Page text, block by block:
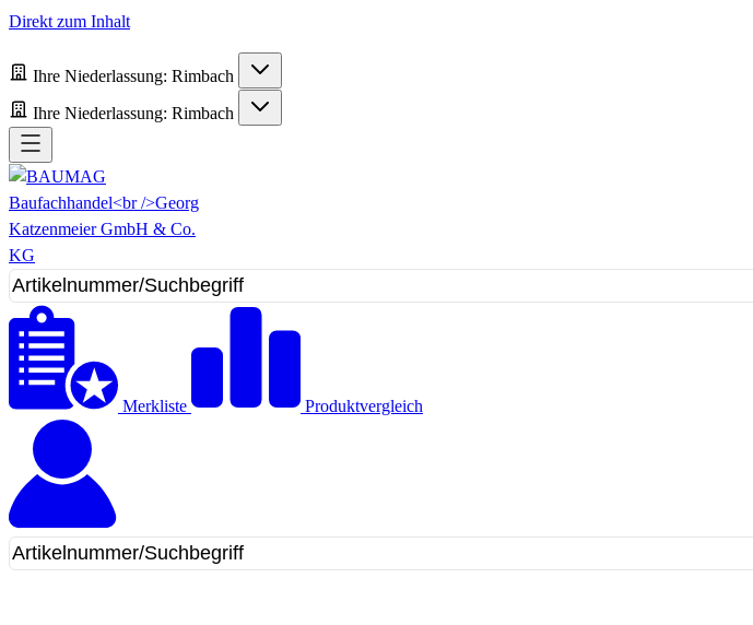
Direkt zum Inhalt
Ihre Niederlassung: Rimbach
Ihre Niederlassung: Rimbach
Merkliste Produktvergleich